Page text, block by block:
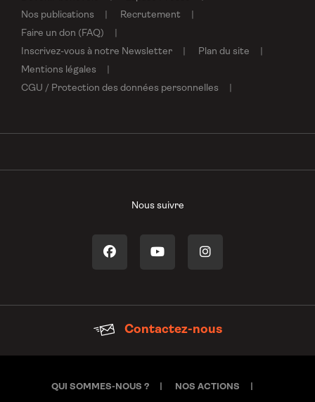
Nos publications
Recrutement
Faire un don (FAQ)
Inscrivez-vous à notre Newsletter
Plan du site
Mentions légales
CGU / Protection des données personnelles
Nous suivre
Contactez-nous
QUI SOMMES-NOUS ? NOS ACTIONS